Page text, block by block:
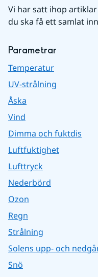
Vi har satt ihop
du ska få ett samlat
Parametrar
Temperatur
UV-strålning
Åska
Vind
Dimma och fuktdis
Luftfuktighet
Lufttryck
Nederbörd
Ozon
Regn
Strålning
Solens upp- och
Snö